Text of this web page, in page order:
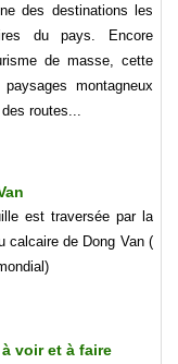
des destinations les
du pays. Encore
de masse, cette
montagneux
routes...
est traversée par la
calcaire de Dong Van (
voir et à faire